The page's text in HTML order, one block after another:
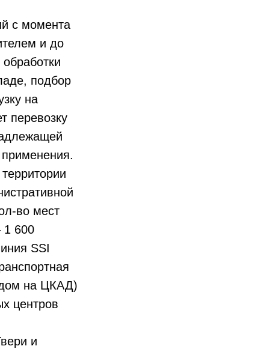
с момента
и до
подбор
на
перевозку
применения.
во мест
1 600
SSI
на ЦКАД)
центров
и